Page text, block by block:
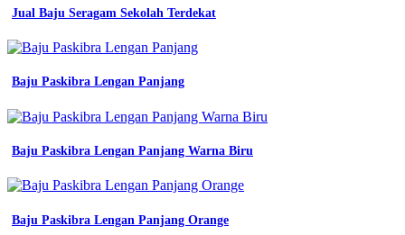
baju
kerja
safety
hijau
stabillo
navy
wearpack
kota
medan
produsen
Jual Baju Seragam Sekolah Terdekat
Baju Paskibra Lengan Panjang
Baju Paskibra Lengan Panjang Warna Biru
Baju Paskibra Lengan Panjang Orange